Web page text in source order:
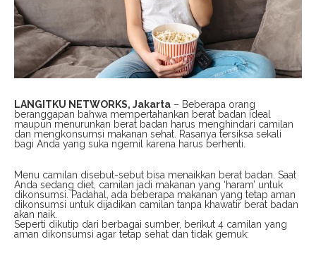
LANGITKU NETWORKS, Jakarta – Beberapa orang
beranggapan bahwa mempertahankan berat badan ideal
maupun menurunkan berat badan harus menghindari camilan
dan mengkonsumsi makanan sehat. Rasanya tersiksa sekali
bagi Anda yang suka ngemil karena harus berhenti.
Menu camilan disebut-sebut bisa menaikkan berat badan. Saat
Anda sedang diet, camilan jadi makanan yang ‘haram’ untuk
dikonsumsi. Padahal, ada beberapa makanan yang tetap aman
dikonsumsi untuk dijadikan camilan tanpa khawatir berat badan
akan naik.
Seperti dikutip dari berbagai sumber, berikut 4 camilan yang
aman dikonsumsi agar tetap sehat dan tidak gemuk: